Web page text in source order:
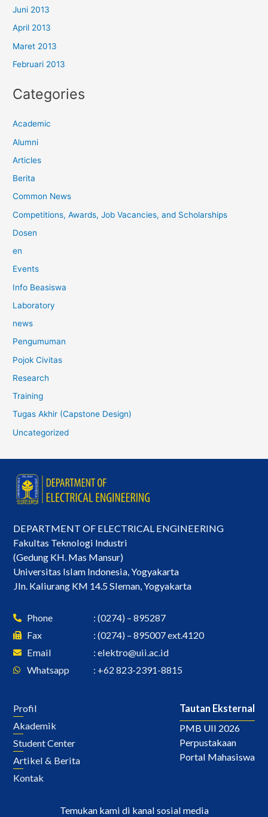
Juni 2013
April 2013
Maret 2013
Februari 2013
Categories
Academic
Alumni
Articles
Berita
Common News
Competitions, Awards, Job Vacancies, and Scholarships
Dosen
en
Events
Info Beasiswa
Laboratory
news
Pengumuman
Pojok Civitas
Research
Training
Tugas Akhir (Capstone Design)
Uncategorized
DEPARTMENT OF ELECTRICAL ENGINEERING
Fakultas Teknologi Industri
(Gedung KH. Mas Mansur)
Universitas Islam Indonesia, Yogyakarta
Jln. Kaliurang KM 14.5 Sleman, Yogyakarta
Phone
Fax
Email
Whatsapp
: (0274) – 895287
: (0274) – 895007 ext.4120
: elektro@uii.ac.id
: +62 823-2391-8815
Profil
Akademik
Student Center
Artikel & Berita
Kontak
Tautan Eksternal
PMB UII 2026
Perpustakaan
Portal Mahasiswa
Temukan kami di kanal sosial media